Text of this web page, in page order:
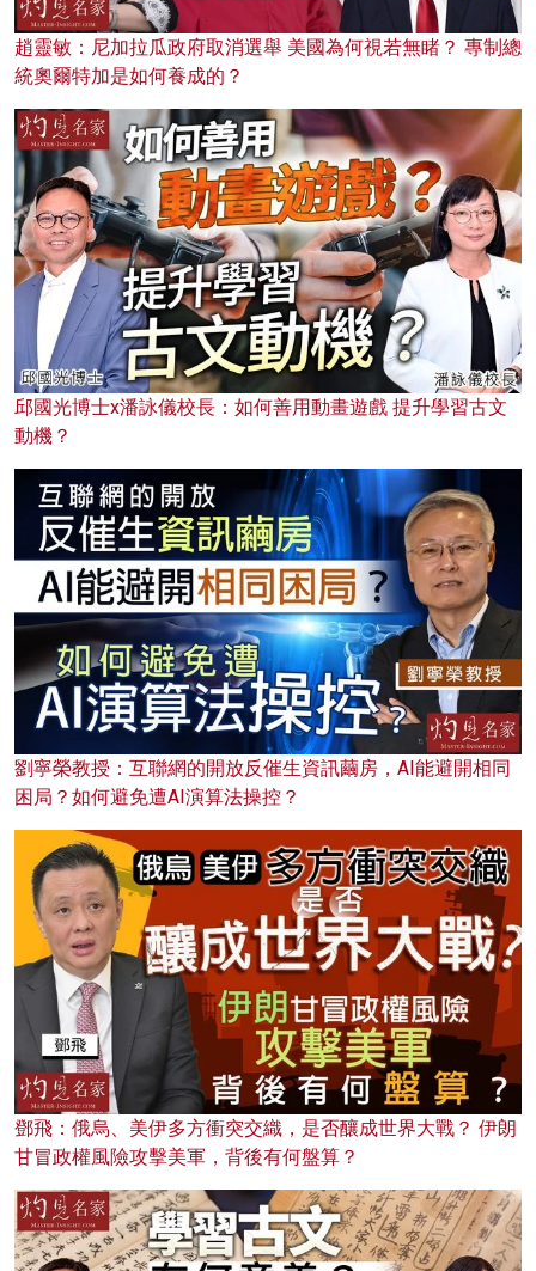
趙靈敏：尼加拉瓜政府取消選舉 美國為何視若無睹？ 專制總
統奧爾特加是如何養成的？
邱國光博士x潘詠儀校長：如何善用動畫遊戲 提升學習古文
動機？
劉寧榮教授：互聯網的開放反催生資訊繭房，AI能避開相同
困局？如何避免遭AI演算法操控？
鄧飛：俄烏、美伊多方衝突交織，是否釀成世界大戰？ 伊朗
甘冒政權風險攻擊美軍，背後有何盤算？